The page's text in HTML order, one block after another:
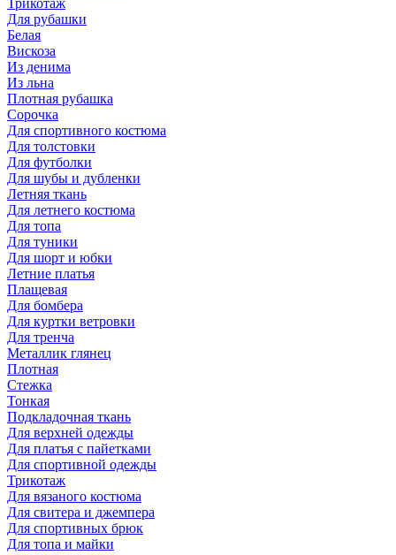
Трикотаж
Для рубашки
Белая
Вискоза
Из денима
Из льна
Плотная рубашка
Сорочка
Для спортивного костюма
Для толстовки
Для футболки
Для шубы и дубленки
Летняя ткань
Для летнего костюма
Для топа
Для туники
Для шорт и юбки
Летние платья
Плащевая
Для бомбера
Для куртки ветровки
Для тренча
Металлик глянец
Плотная
Стежка
Тонкая
Подкладочная ткань
Для верхней одежды
Для платья с пайетками
Для спортивной одежды
Трикотаж
Для вязаного костюма
Для свитера и джемпера
Для спортивных брюк
Для топа и майки